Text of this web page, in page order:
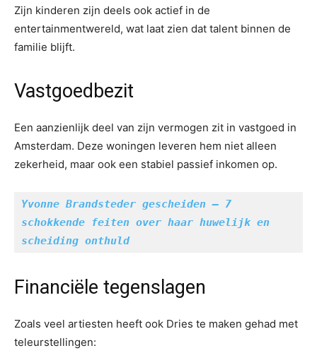
Zijn kinderen zijn deels ook actief in de
entertainmentwereld, wat laat zien dat talent binnen de
familie blijft.
Vastgoedbezit
Een aanzienlijk deel van zijn vermogen zit in vastgoed in
Amsterdam. Deze woningen leveren hem niet alleen
zekerheid, maar ook een stabiel passief inkomen op.
Yvonne Brandsteder gescheiden – 7
schokkende feiten over haar huwelijk en
scheiding onthuld
Financiële tegenslagen
Zoals veel artiesten heeft ook Dries te maken gehad met
teleurstellingen: